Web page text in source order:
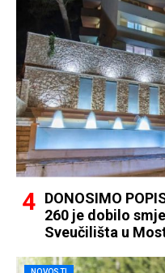
DONOSIMO
260 je dobilo
Sveučilišta u